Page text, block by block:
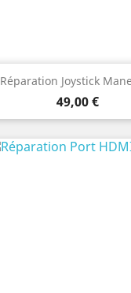
Réparation Joystick
Prix
49,00 €